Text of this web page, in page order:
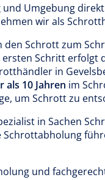
und Umgebung
wir als
den Schrott zum
Schritt erfolgt
in
als 10 Jahren im
um Schrott zu
in Sachen
und